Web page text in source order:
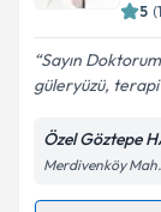
Metni
5 (1
Sayın
güleryüzü,
Özel Göztepe
Merdivenköy